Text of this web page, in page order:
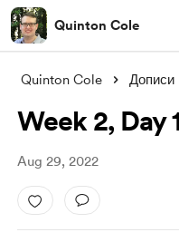
Quinton Cole
Quinton Cole Дописи
Week 2, Day
Aug 29, 2022